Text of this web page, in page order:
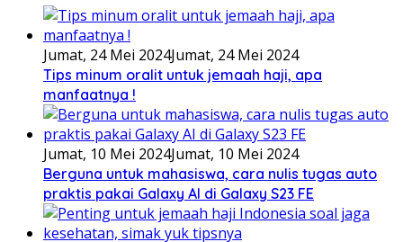
Jumat, 24 Mei 2024Jumat, 24 Mei 2024
Tips minum oralit untuk jemaah haji, apa
manfaatnya !
Jumat, 10 Mei 2024Jumat, 10 Mei 2024
Berguna untuk mahasiswa, cara nulis tugas auto
praktis pakai Galaxy AI di Galaxy S23 FE